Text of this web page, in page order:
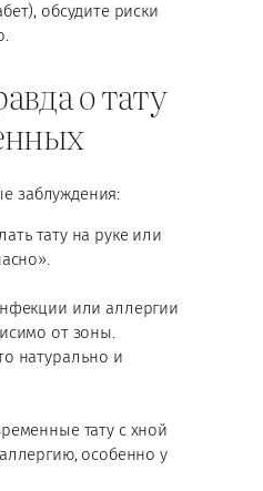
обсудите риски
о тату
заблуждения:
тату на руке или
или аллергии
от зоны.
натурально и
тату с хной
особенно у